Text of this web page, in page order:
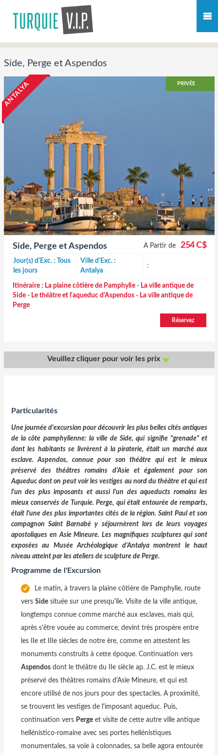
Side, Perge et Aspendos
PRIVÉE
ANTALYA
Side, Perge et Aspendos A Partir de 254 C$
Jour(s) d'Exc. : Tous
les jours
Ville d'Exc. :
Antalya
:
Itinéraire : La plaine côtière de Pamphylie - La ville antique de
Side - Le théâtre et l'aqueduc d'Aspendos - La ville antique de
Perge
Réservez
Veuillez cliquer pour voir les prix
Particularités
Une journée d'excursion pour découvrir les plus belles cités antiques
de la côte pamphylienne: la ville de Side, qui signifie "grenade" et
dont les habitants se livrèrent à la piraterie, était un marché aux
esclave. Aspendos, connue pour son théâtre qui est le mieux
préservé des théâtres romains d'Asie et également pour son
Aqueduc dont on peut voir les vestiges au nord du théâtre et qui est
l'un des plus imposants et aussi l'un des aqueducts romains les
mieux conservés de Turquie. Perge, qui était entourée de remparts,
était l'une des plus importantes cités de la région. Saint Paul et son
compagnon Saint Barnabé y séjournèrent lors de leurs voyages
apostoliques en Asie Mineure. Les magnifiques sculptures qui sont
exposées au Musée Archéologique d'Antalya montrent le haut
niveau atteint par les ateliers de sculpture de Perge.
Programme de l'Excursion
Le matin, à travers la plaine côtière de Pamphylie, route
vers Side située sur une presqu'île. Visite de la ville antique,
longtemps connue comme marché aux esclaves, mais qui,
après s'être vouée au commerce, devint très prospère entre
les IIe et IIIe siècles de notre ère, comme en attestent les
monuments construits à cette époque. Continuation vers
Aspendos dont le théâtre du IIe siècle ap. J.C. est le mieux
préservé des théâtres romains d'Asie Mineure, et qui est
encore utilisé de nos jours pour des spectacles. A proximité,
se trouvent les vestiges de l'imposant aqueduc. Puis,
continuation vers Perge et visite de cette autre ville antique
hellénistico-romaine avec ses portes hellénistiques
monumentales, sa voie à colonnades, sa belle agora entourée